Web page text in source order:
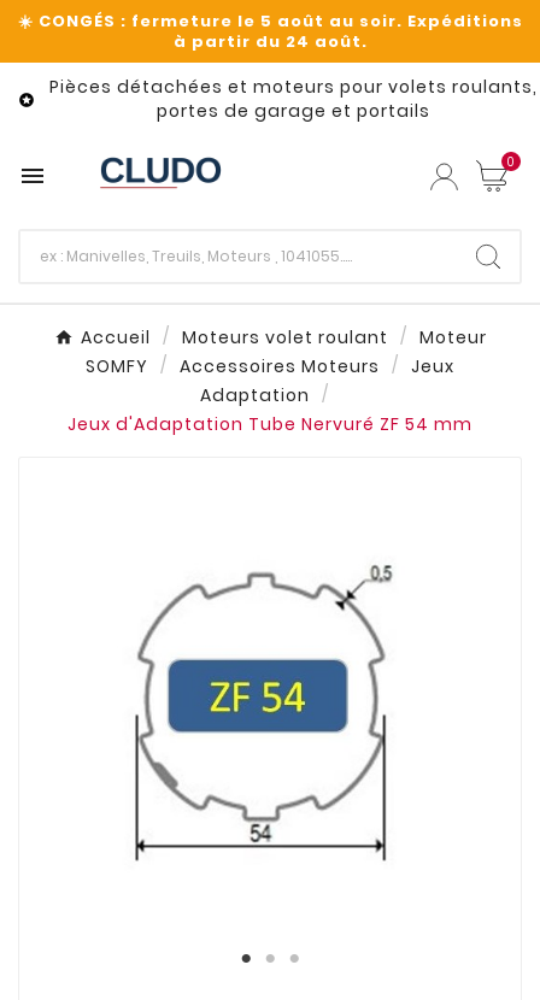

Pièces détachées et moteurs pour volets roulants,
portes de garage et portails
 0
Accueil Moteurs volet roulant
Moteur
SOMFY
Accessoires Moteurs
Jeux
Adaptation
Jeux d'Adaptation Tube Nervuré ZF 54 mm